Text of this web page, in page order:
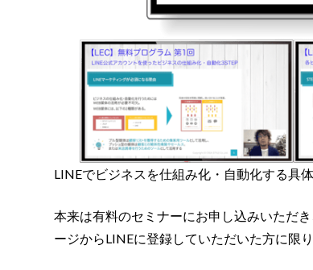
LINEでビジネスを仕組み化・自動化する具体
本来は有料のセミナーにお申し込みいただ
ージからLINEに登録していただいた方に限